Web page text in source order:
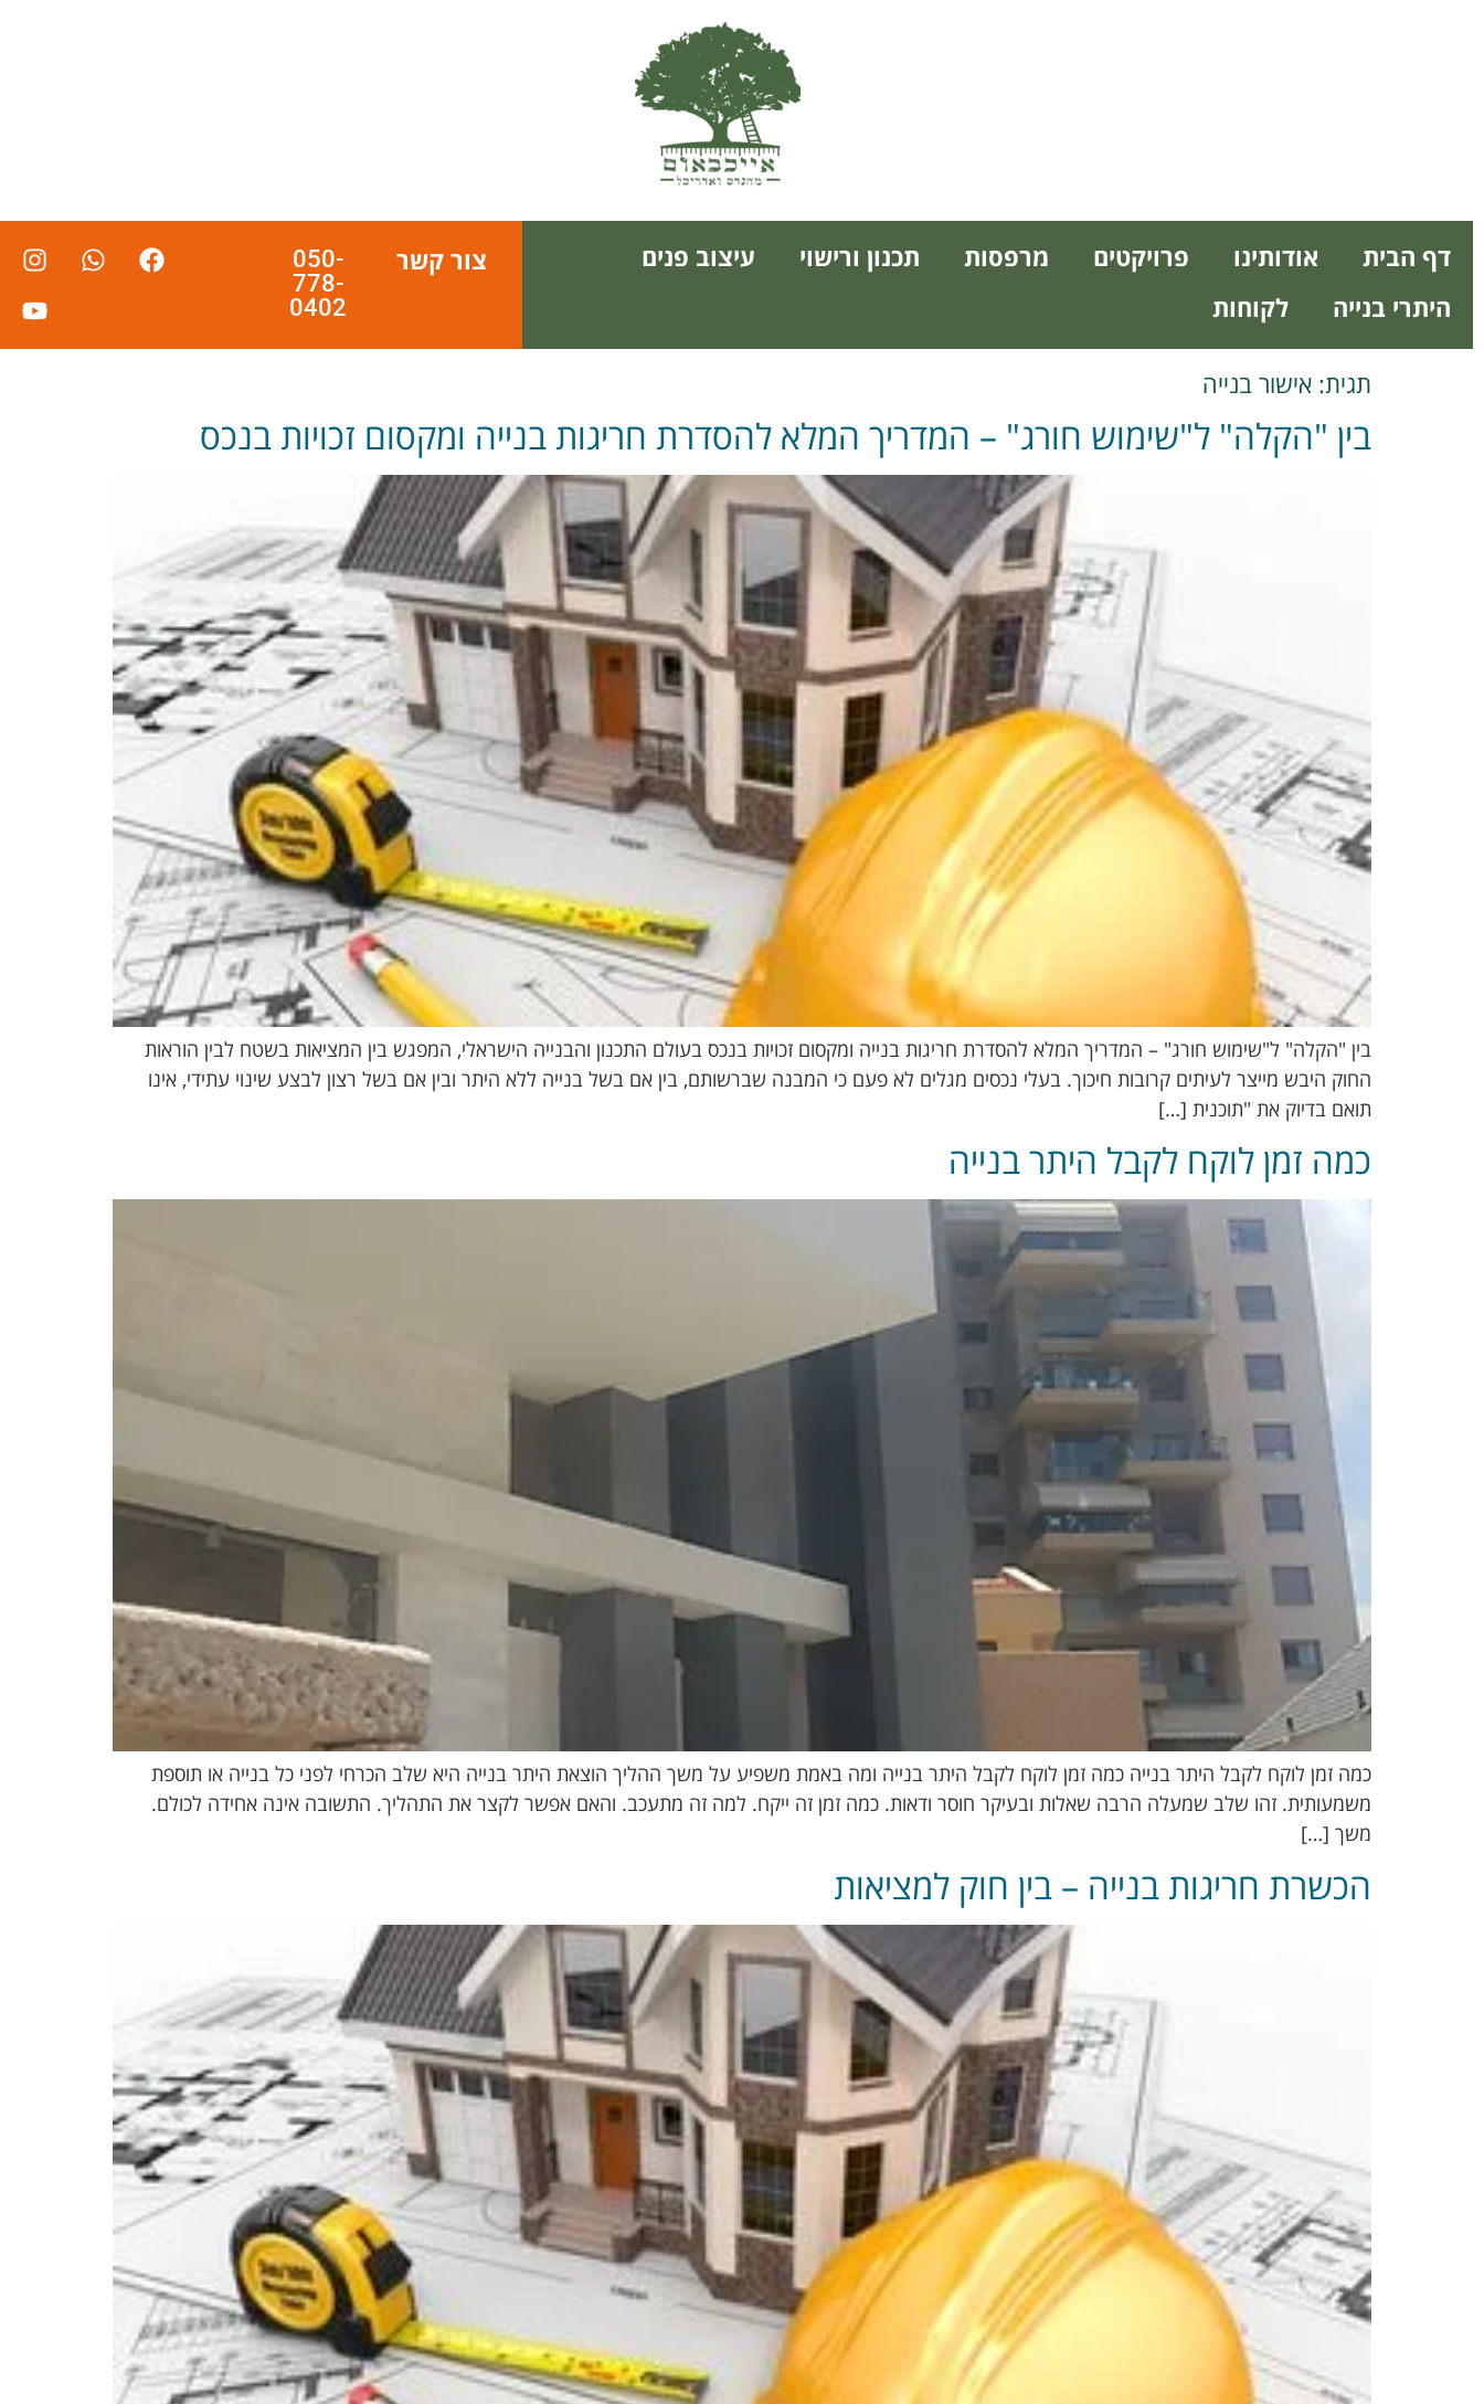
דף הבית אודותינו פרויקטים מרפסות תכנון ורישוי
עיצוב פנים
היתרי בנייה
לקוחות
צור קשר
050-
778-
0402
תגית: אישור בנייה
בין "הקלה" ל"שימוש חורג" – המדריך המלא להסדרת חריגות בנייה ומקסום זכויות בנכס
בין "הקלה" ל"שימוש חורג" – המדריך המלא להסדרת חריגות בנייה ומקסום זכויות בנכס בעולם התכנון והבנייה הישראלי, המפגש בין המציאות בשטח לבין הוראות
החוק היבש מייצר לעיתים קרובות חיכוך. בעלי נכסים מגלים לא פעם כי המבנה שברשותם, בין אם בשל בנייה ללא היתר ובין אם בשל רצון לבצע שינוי עתידי, אינו
תואם בדיוק את "תוכנית […]
כמה זמן לוקח לקבל היתר בנייה
כמה זמן לוקח לקבל היתר בנייה כמה זמן לוקח לקבל היתר בנייה ומה באמת משפיע על משך ההליך הוצאת היתר בנייה היא שלב הכרחי לפני כל בנייה או תוספת
משמעותית. זהו שלב שמעלה הרבה שאלות ובעיקר חוסר ודאות. כמה זמן זה ייקח. למה זה מתעכב. והאם אפשר לקצר את התהליך. התשובה אינה אחידה לכולם.
משך […]
הכשרת חריגות בנייה – בין חוק למציאות